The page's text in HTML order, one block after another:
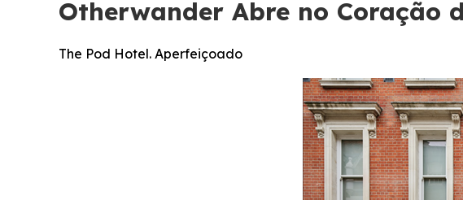
Otherwander Abre no Coração
The Pod Hotel. Aperfeiçoado